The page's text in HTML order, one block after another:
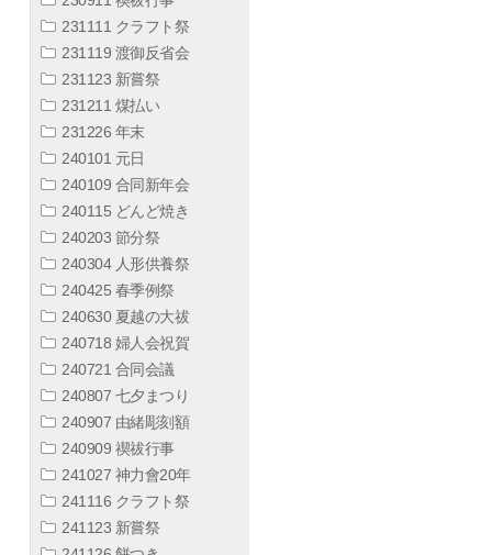
231111 クラフト祭
231119 渡御反省会
231123 新嘗祭
231211 煤払い
231226 年末
240101 元日
240109 合同新年会
240115 どんど焼き
240203 節分祭
240304 人形供養祭
240425 春季例祭
240630 夏越の大祓
240718 婦人会祝賀
240721 合同会議
240807 七夕まつり
240907 由緒彫刻額
240909 禊祓行事
241027 神力會20年
241116 クラフト祭
241123 新嘗祭